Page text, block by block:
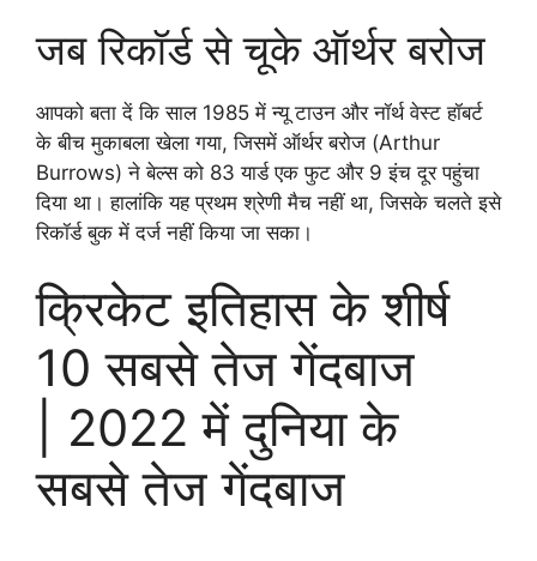
जब रिकॉर्ड से चूके ऑर्थर बरोज
आपको बता दें कि साल 1985 में न्यू टाउन और नॉर्थ वेस्ट हॉबर्ट
के बीच मुकाबला खेला गया, जिसमें ऑर्थर बरोज (Arthur
Burrows) ने बेल्स को 83 यार्ड एक फुट और 9 इंच दूर पहुंचा
दिया था। हालांकि यह प्रथम श्रेणी मैच नहीं था, जिसके चलते इसे
रिकॉर्ड बुक में दर्ज नहीं किया जा सका।
क्रिकेट इतिहास के शीर्ष
10 सबसे तेज गेंदबाज
| 2022 में दुनिया के
सबसे तेज गेंदबाज